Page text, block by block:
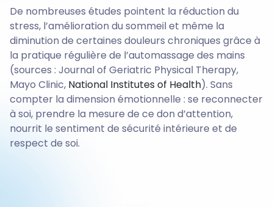
De nombreuses études pointent la réduction du
stress, l’amélioration du sommeil et même la
diminution de certaines douleurs chroniques grâce à
la pratique régulière de l’automassage des mains
(sources : Journal of Geriatric Physical Therapy,
Mayo Clinic, National Institutes of Health). Sans
compter la dimension émotionnelle : se reconnecter
à soi, prendre la mesure de ce don d’attention,
nourrit le sentiment de sécurité intérieure et de
respect de soi.